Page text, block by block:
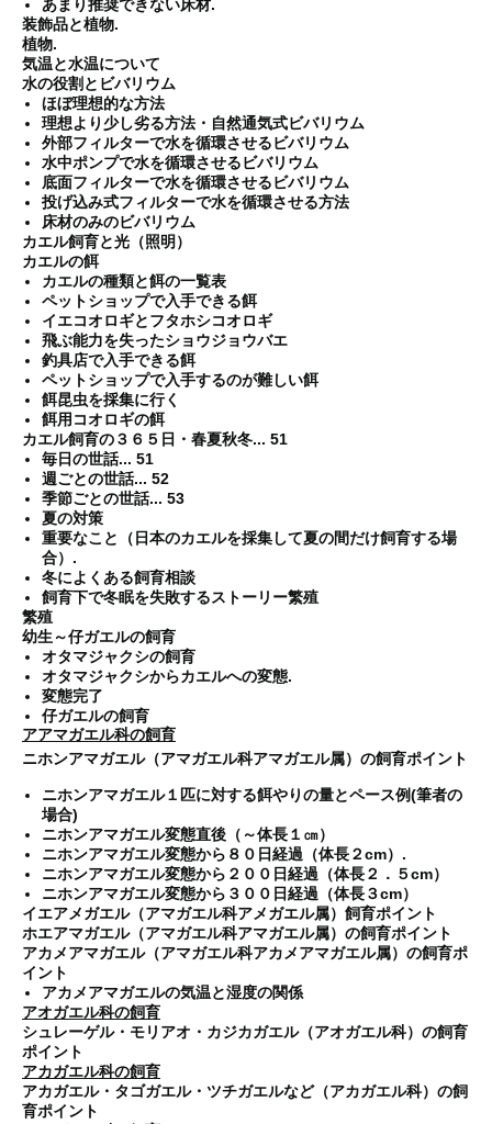
あまり推奨できない床材.
装飾品と植物.
植物.
気温と水温について
水の役割とビバリウム
ほぼ理想的な方法
理想より少し劣る方法・自然通気式ビバリウム
外部フィルターで水を循環させるビバリウム
水中ポンプで水を循環させるビバリウム
底面フィルターで水を循環させるビバリウム
投げ込み式フィルターで水を循環させる方法
床材のみのビバリウム
カエル飼育と光（照明）
カエルの餌
カエルの種類と餌の一覧表
ペットショップで入手できる餌
イエコオロギとフタホシコオロギ
飛ぶ能力を失ったショウジョウバエ
釣具店で入手できる餌
ペットショップで入手するのが難しい餌
餌昆虫を採集に行く
餌用コオロギの餌
カエル飼育の３６５日・春夏秋冬... 51
毎日の世話... 51
週ごとの世話... 52
季節ごとの世話... 53
夏の対策
重要なこと（日本のカエルを採集して夏の間だけ飼育する場
合）.
冬によくある飼育相談
飼育下で冬眠を失敗するストーリー繁殖
繁殖
幼生～仔ガエルの飼育
オタマジャクシの飼育
オタマジャクシからカエルへの変態.
変態完了
仔ガエルの飼育
アアマガエル科の飼育
ニホンアマガエル（アマガエル科アマガエル属）の飼育ポイント
ニホンアマガエル１匹に対する餌やりの量とペース例(筆者の
場合)
ニホンアマガエル変態直後（～体長１㎝）
ニホンアマガエル変態から８０日経過（体長２cm）.
ニホンアマガエル変態から２００日経過（体長２．５cm）
ニホンアマガエル変態から３００日経過（体長３cm）
イエアメガエル（アマガエル科アメガエル属）飼育ポイント
ホエアマガエル（アマガエル科アマガエル属）の飼育ポイント
アカメアマガエル（アマガエル科アカメアマガエル属）の飼育ポ
イント
アカメアマガエルの気温と湿度の関係
アオガエル科の飼育
シュレーゲル・モリアオ・カジカガエル（アオガエル科）の飼育
ポイント
アカガエル科の飼育
アカガエル・タゴガエル・ツチガエルなど（アカガエル科）の飼
育ポイント